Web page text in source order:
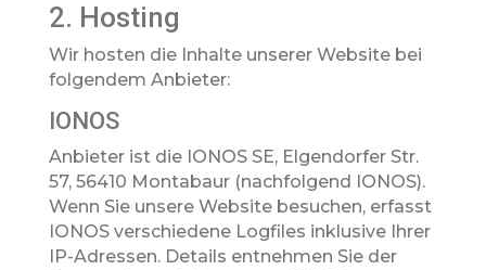
2. Hosting
Wir hosten die Inhalte unserer Website bei
folgendem Anbieter:
IONOS
Anbieter ist die IONOS SE, Elgendorfer Str.
57, 56410 Montabaur (nachfolgend IONOS).
Wenn Sie unsere Website besuchen, erfasst
IONOS verschiedene Logfiles inklusive Ihrer
IP-Adressen. Details entnehmen Sie der